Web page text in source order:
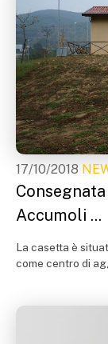
17/10/2018
Accumoli ...
La casetta è
come centro di